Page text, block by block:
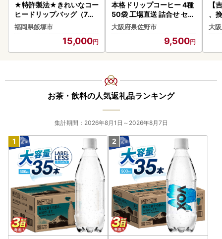
★特許製法★きれいなコー
ヒードリップバッグ（7種
・105袋）【A5-456】
福岡県飯塚市
15,000
本格ドリップコーヒー 4種
50袋 工場直送 詰合せ セッ
ト コーヒー
大阪府泉佐野市
9,500
【
、
ヒ
】
大
お茶・飲料の人気返礼品ランキング
集計期間：2026年8月1日～2026年8月7日